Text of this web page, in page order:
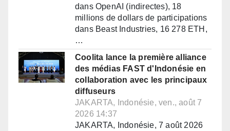
dans OpenAI (indirectes), 18
millions de dollars de participations
dans Beast Industries, 16 278 ETH,
…
Coolita lance la première alliance
des médias FAST d'Indonésie en
collaboration avec les principaux
diffuseurs
JAKARTA, Indonésie, ven., août 7
2026 14:37
JAKARTA, Indonésie, 7 août 2026